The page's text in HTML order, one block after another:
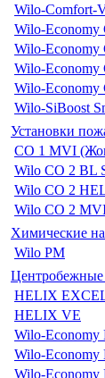
Wilo-Comfort-
Wilo-Economy
Wilo-Economy
Wilo-
Wilo-Economy
Wilo-SiBoost
Установки
CO 1 MVI
Wilo CO 2 BL
Wilo CO 2
Wilo CO 2
Химические
Wilo PM
HELIX
HELIX VE
Wilo-Economy
Wilo-Economy
Wilo-